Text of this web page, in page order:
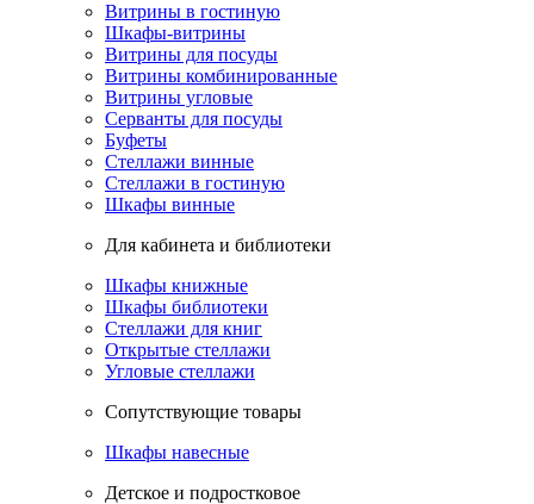
Витрины в гостиную
Шкафы-витрины
Витрины для посуды
Витрины комбинированные
Витрины угловые
Серванты для посуды
Буфеты
Стеллажи винные
Стеллажи в гостиную
Шкафы винные
Для кабинета и библиотеки
Шкафы книжные
Шкафы библиотеки
Стеллажи для книг
Открытые стеллажи
Угловые стеллажи
Сопутствующие товары
Шкафы навесные
Детское и подростковое